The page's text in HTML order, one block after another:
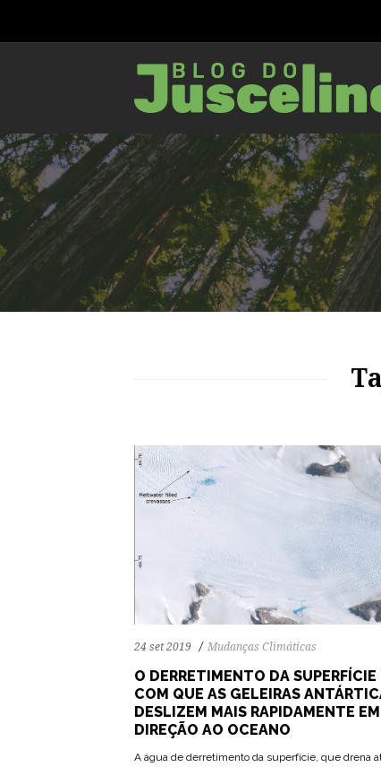
24 set 2019 Mudanças Climáticas
O DERRETIMENTO DA SUPERFÍCIE
COM QUE AS GELEIRAS
DESLIZEM MAIS RAPIDAMENTE EM
DIREÇÃO AO OCEANO
A água de derretimento da superfície, que drena